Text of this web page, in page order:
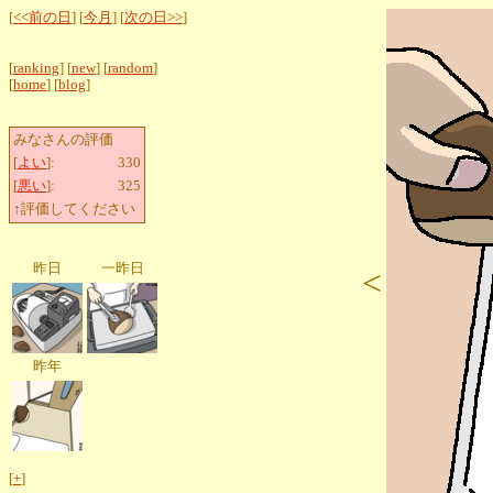
[<<前の日 ] [今月 ] [次の日>>]
[ranking] [new] [random]
[home] [blog]
みなさんの評価
[よい]:
330
[悪い]:
325
↑評価してください
昨日 一昨日
昨年
[+]
<